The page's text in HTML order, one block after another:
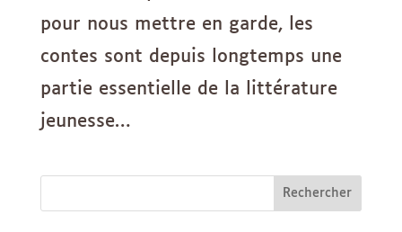
pour nous mettre en garde, les
contes sont depuis longtemps une
partie essentielle de la littérature
jeunesse…
Rechercher